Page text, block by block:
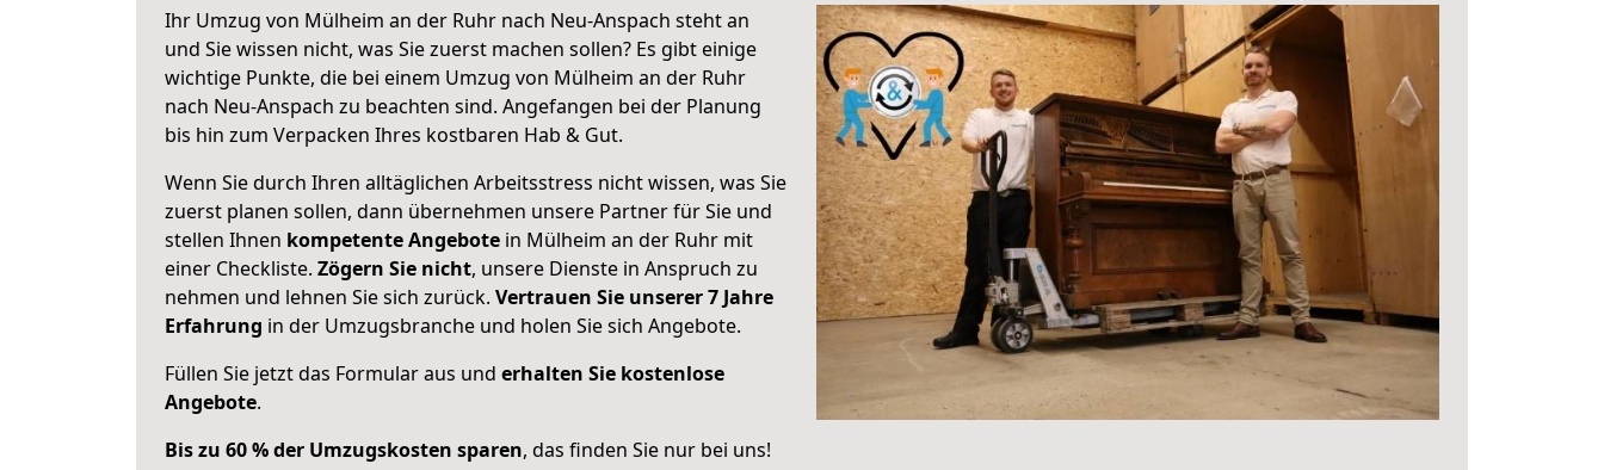
Ihr Umzug von Mülheim an der Ruhr nach Neu-Anspach steht an
und Sie wissen nicht, was Sie zuerst machen sollen? Es gibt einige
wichtige Punkte, die bei einem Umzug von Mülheim an der Ruhr
nach Neu-Anspach zu beachten sind. Angefangen bei der Planung
bis hin zum Verpacken Ihres kostbaren Hab & Gut.
Wenn Sie durch Ihren alltäglichen Arbeitsstress nicht wissen, was Sie
zuerst planen sollen, dann übernehmen unsere Partner für Sie und
stellen Ihnen kompetente Angebote in Mülheim an der Ruhr mit
einer Checkliste. Zögern Sie nicht, unsere Dienste in Anspruch zu
nehmen und lehnen Sie sich zurück. Vertrauen Sie unserer 7 Jahre
Erfahrung in der Umzugsbranche und holen Sie sich Angebote.
Füllen Sie jetzt das Formular aus und erhalten Sie kostenlose
Angebote.
Bis zu 60 % der Umzugskosten sparen, das finden Sie nur bei uns!